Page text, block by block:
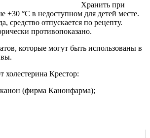
Хранить при
+30 °C в недоступном для детей месте.
средство отпускается по рецепту.
противопоказано.
которые могут быть использованы в
холестерина Крестор:
канон (фирма Канонфарма);